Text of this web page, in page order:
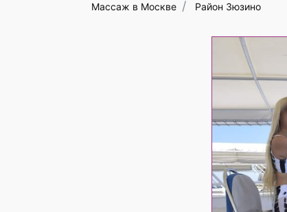
Массаж в Москве Район Зюзино